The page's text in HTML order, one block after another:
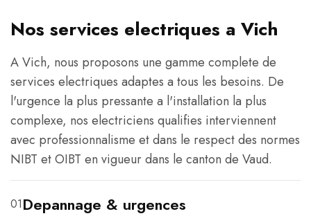
Nos services electriques a Vich
A Vich, nous proposons une gamme complete de
services electriques adaptes a tous les besoins. De
l'urgence la plus pressante a l'installation la plus
complexe, nos electriciens qualifies interviennent
avec professionnalisme et dans le respect des normes
NIBT et OIBT en vigueur dans le canton de Vaud.
01Depannage & urgences